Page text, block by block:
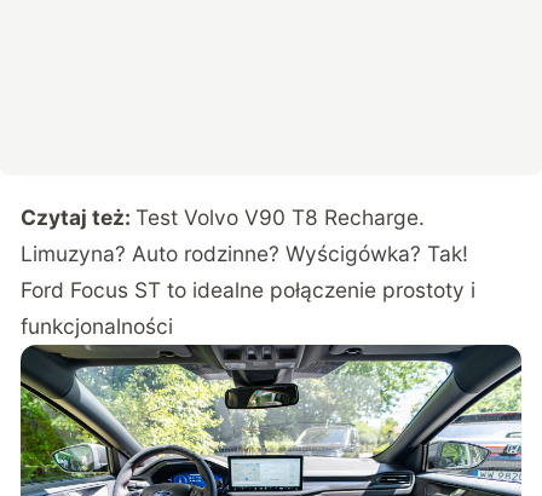
Czytaj też:Test Volvo V90 T8 Recharge.
Limuzyna? Auto rodzinne? Wyścigówka? Tak!
Ford Focus ST to idealne połączenie prostoty i
funkcjonalności